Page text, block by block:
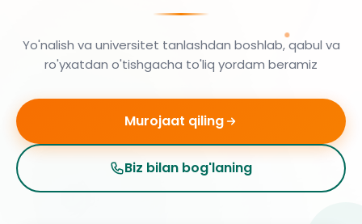
Yo'nalish va universitet tanlashdan boshlab, qabul va
ro'yxatdan o'tishgacha to'liq yordam beramiz
Murojaat qiling
Biz bilan bog'laning